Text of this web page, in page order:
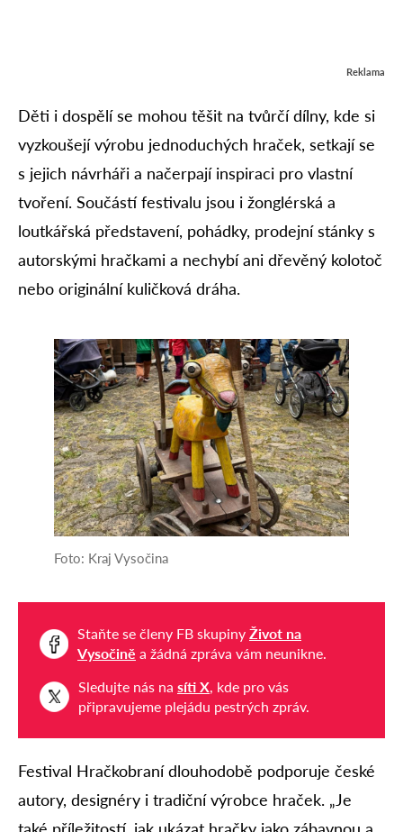
Reklama
Děti i dospělí se mohou těšit na tvůrčí dílny, kde si
vyzkoušejí výrobu jednoduchých hraček, setkají se
s jejich návrháři a načerpají inspiraci pro vlastní
tvoření. Součástí festivalu jsou i žonglérská a
loutkářská představení, pohádky, prodejní stánky s
autorskými hračkami a nechybí ani dřevěný kolotoč
nebo originální kuličková dráha.
Foto: Kraj Vysočina
Staňte se členy FB skupiny Život na
Vysočině a žádná zpráva vám neunikne.
Sledujte nás na síti X, kde pro vás
připravujeme plejádu pestrých zpráv.
Festival Hračkobraní dlouhodobě podporuje české
autory, designéry i tradiční výrobce hraček. „Je